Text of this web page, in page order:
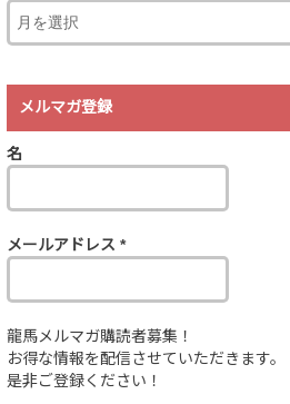
メルマガ登録
名
メールアドレス *
龍馬メルマガ購読者募集！
お得な情報を配信させていただきます。
是非ご登録ください！